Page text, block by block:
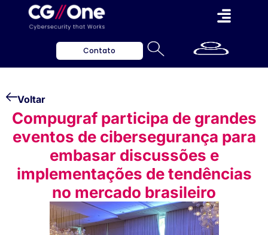
Contato
Voltar
Compugraf participa de grandes
eventos de cibersegurança para
embasar discussões e
implementações de tendências
no mercado brasileiro